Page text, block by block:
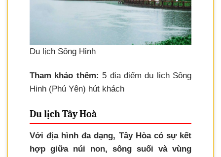
Du lịch Sông Hinh
Tham khảo thêm: 5 địa điểm du lịch Sông
Hinh (Phú Yên) hút khách
Du lịch Tây Hoà
Với địa hình đa dạng, Tây Hòa có sự kết
hợp giữa núi non, sông suối và vùng